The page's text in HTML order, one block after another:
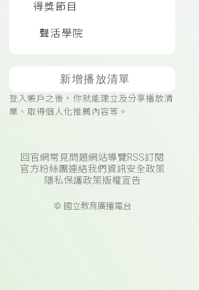
得獎節目
聲活學院
新增播放清單
登入帳戶之後，你就能建立及分享播放清
單、取得個人化推薦內容等。
回官網常見問題網站導覽RSS訂閱
官方粉絲團連絡我們 資訊安全政策
隱私保護政策版權宣告
© 國立教育廣播電台